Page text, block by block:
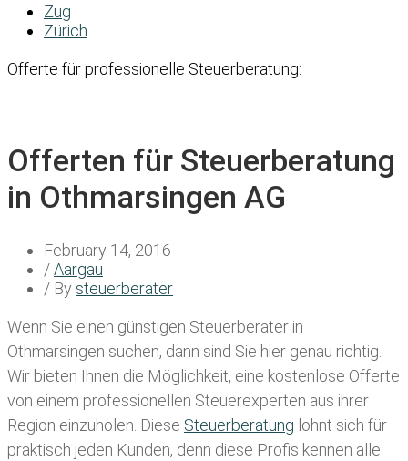
Zug
Zürich
Offerte für professionelle Steuerberatung:
Offerten für Steuerberatung
in Othmarsingen AG
February 14, 2016
/Aargau
/ By steuerberater
Wenn Sie einen günstigen Steuerberater in
Othmarsingen suchen, dann sind Sie hier genau richtig.
Wir bieten Ihnen die Möglichkeit, eine kostenlose Offerte
von einem professionellen Steuerexperten aus ihrer
Region einzuholen. Diese Steuerberatung lohnt sich für
praktisch jeden Kunden, denn diese Profis kennen alle